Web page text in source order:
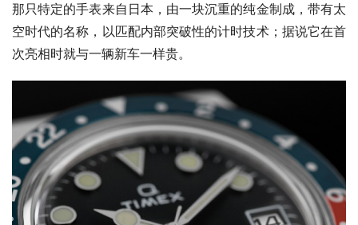
那只特定的手表来自日本，由一块沉重的纯金制成，带有太
空时代的名称，以匹配内部突破性的计时技术；据说它在首
次亮相时就与一辆新车一样贵。